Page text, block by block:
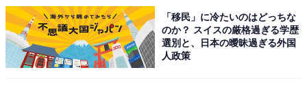
「移民」に冷たいのはどっちな
のか？ スイスの厳格過ぎる学歴
選別と、日本の曖昧過ぎる外国
人政策